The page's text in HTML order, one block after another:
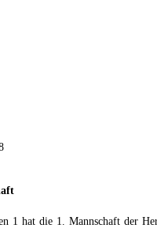
1 hat die 1. Mannschaft der